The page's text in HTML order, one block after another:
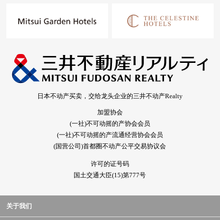
日本不动产买卖，交给龙头企业的三井不动产Realty
加盟协会
(一社)不可动摇的产协会会员
(一社)不可动摇的产流通经营协会会员
(国营公司)首都圈不动产公平交易协议会
许可的证号码
国土交通大臣(15)第777号
关于我们